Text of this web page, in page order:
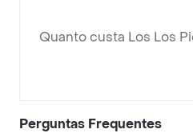
Quanto custa Los Los
Perguntas Frequentes